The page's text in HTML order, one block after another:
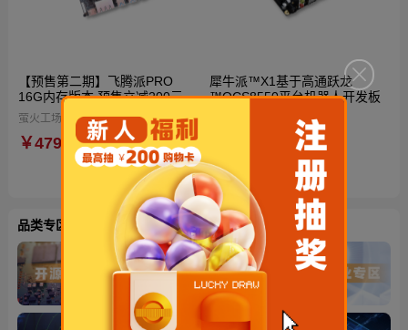
【预售第二期】飞腾派PRO
16G内存版本 预售立减200元
到手仅4599元！再送定制电源
与散热风扇！国产自主可控AI开
源硬件
萤火工场（Firefly Workshop）
￥4799
犀牛派™X1基于高通跃龙
™QCS8550平台机器人开发板
品类专区